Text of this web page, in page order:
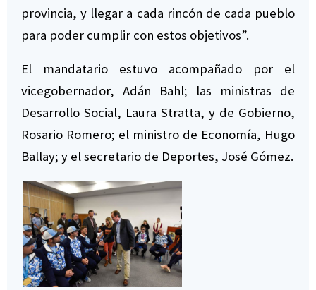
provincia, y llegar a cada rincón de cada pueblo
para poder cumplir con estos objetivos”.
El mandatario estuvo acompañado por el
vicegobernador, Adán Bahl; las ministras de
Desarrollo Social, Laura Stratta, y de Gobierno,
Rosario Romero; el ministro de Economía, Hugo
Ballay; y el secretario de Deportes, José Gómez.